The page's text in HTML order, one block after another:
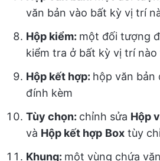
văn bản vào bất kỳ vị trí
Hộp kiểm: một đối tượng
kiểm tra ở bất kỳ vị trí
Hộp kết hợp: hộp văn bản
đính kèm
Tùy chọn: chỉnh sửa Hộp
và Hộp kết hợp Box tùy
Khung: một vùng chứa